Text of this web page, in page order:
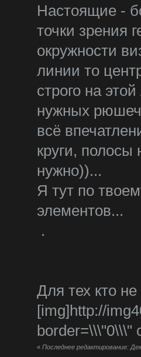
Настоящие -
точки зрения
окружности
линии то
строго на
нужных
всё
круги, полосы
нужно))...
Я тут по
элементов...
.
Для тех кто не
[img]http://
border=\\\"0\\\"
« Последнее редактирование: